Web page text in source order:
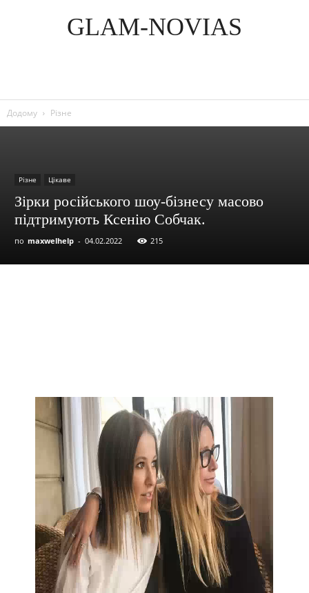
GLAM-NOVIAS
Додому Різне
Різне Цікаве
Зірки російського шоу-бізнесу масово
підтримують Ксенію Собчак.
по maxwelhelp - 04.02.2022 215